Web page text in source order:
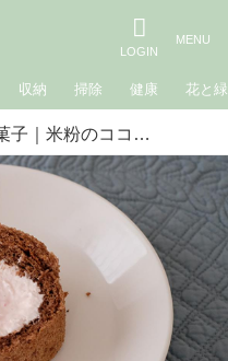
収納 掃除 健康 花と緑
はなのお菓子｜米粉のココア＆いちごロールケーキ